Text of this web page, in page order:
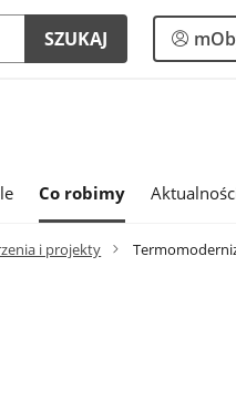
SZUKAJ
do
Co robimy
i projekty